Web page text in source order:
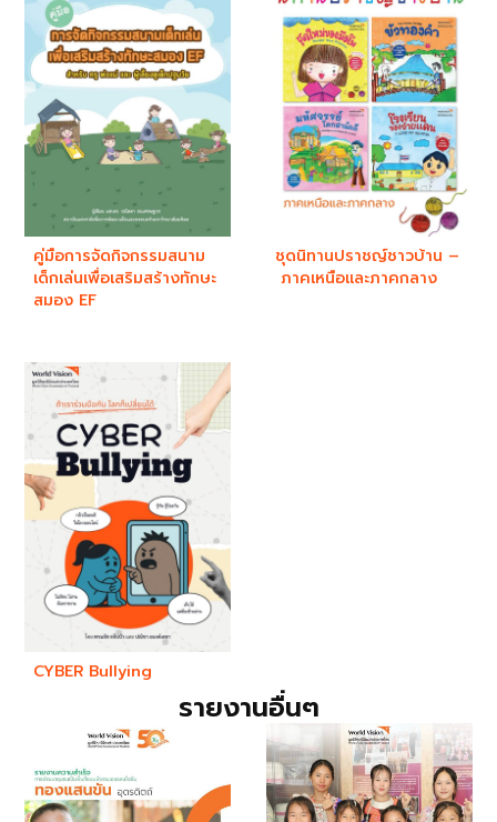
คู่มือการจัดกิจกรรมสนาม
เด็กเล่นเพื่อเสริมสร้างทักษะ
สมอง EF
ชุดนิทานปราชญ์ชาวบ้าน –
ภาคเหนือและภาคกลาง
CYBER Bullying
รายงานอื่นๆ